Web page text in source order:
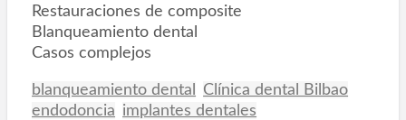
Restauraciones de composite
Blanqueamiento dental
Casos complejos
blanqueamiento dental
Clínica dental Bilbao
endodoncia implantes dentales